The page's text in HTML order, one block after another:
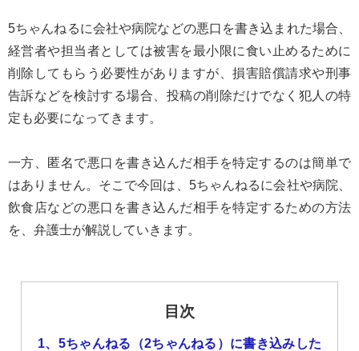
5ちゃんねるに会社や病院などの悪口を書き込まれた場合、
経営者や担当者としては被害を最小限に食い止めるために
削除してもらう必要性がありますが、損害賠償請求や刑事
告訴などを検討する場合、投稿の削除だけでなく犯人の特
定も必要になってきます。
一方、匿名で悪口を書き込んだ相手を特定するのは簡単で
はありません。そこで今回は、5ちゃんねるに会社や病院、
飲食店などの悪口を書き込んだ相手を特定するための方法
を、弁護士が解説していきます。
目次
1、5ちゃんねる（2ちゃんねる）に書き込みした